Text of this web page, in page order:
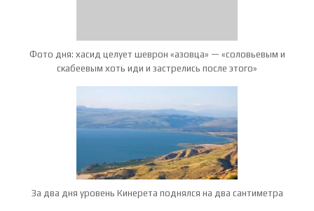
Фото дня: хасид целует шеврон «азовца» — «соловьевым и
скабеевым хоть иди и застрелись после этого»
За два дня уровень Кинерета поднялся на два сантиметра